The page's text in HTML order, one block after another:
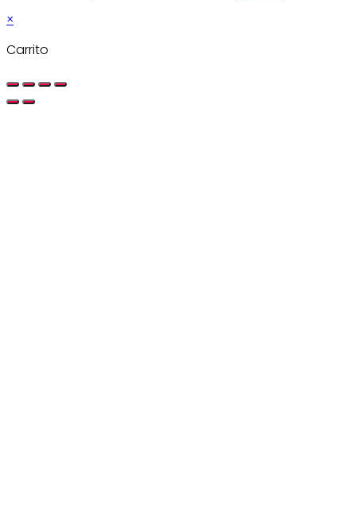
×
Carrito